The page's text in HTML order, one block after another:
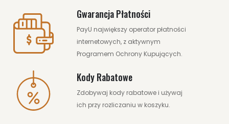
ZOBACZ WIĘCEJ
Gwarancja Płatności
PayU największy operator płatności
internetowych, z aktywnym
Programem Ochrony Kupujących.
Kody Rabatowe
Zdobywaj kody rabatowe i używaj
ich przy rozliczaniu w koszyku.